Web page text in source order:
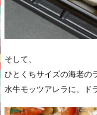
そして、
ひとくちサイズの海老の
水牛モッツアレラに、ド